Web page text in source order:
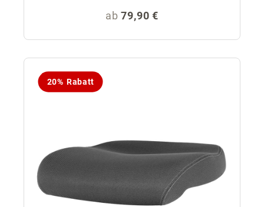
Regulärer Preis:
ab79,90 €
20% Rabatt